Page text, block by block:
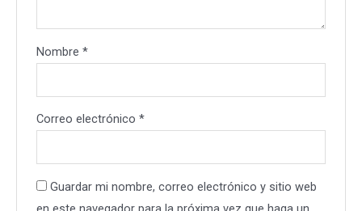
Nombre*
Correo electrónico*
Guardar mi nombre, correo electrónico y sitio web